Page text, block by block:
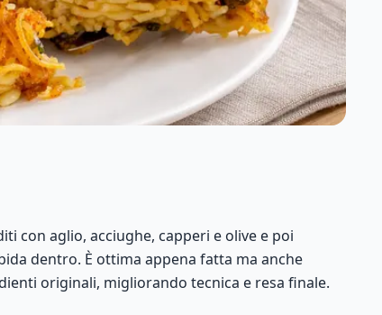
con aglio, acciughe, capperi e olive e poi
dentro. È ottima appena fatta ma anche
originali, migliorando tecnica e resa finale.